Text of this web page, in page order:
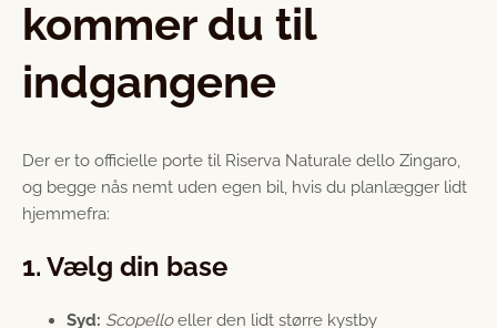
kommer du til
indgangene
Der er to officielle porte til Riserva Naturale dello Zingaro,
og begge nås nemt uden egen bil, hvis du planlægger lidt
hjemmefra:
1. Vælg din base
Syd: Scopelloeller den lidt større kystby